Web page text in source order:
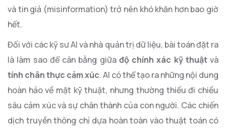
và tin giả (misinformation) trở nên khó khăn hơn bao giờ
hết.
Đối với các kỹ sư AI và nhà quản trị dữ liệu, bài toán đặt ra
là làm sao để cân bằng giữa độ chính xác kỹ thuậtvà
tính chân thực cảm xúc. AI có thể tạo ra những nội dung
hoàn hảo về mặt kỹ thuật, nhưng thường thiếu đi chiều
sâu cảm xúc và sự chân thành của con người. Các chiến
dịch truyền thông chỉ dựa hoàn toàn vào thuật toán có